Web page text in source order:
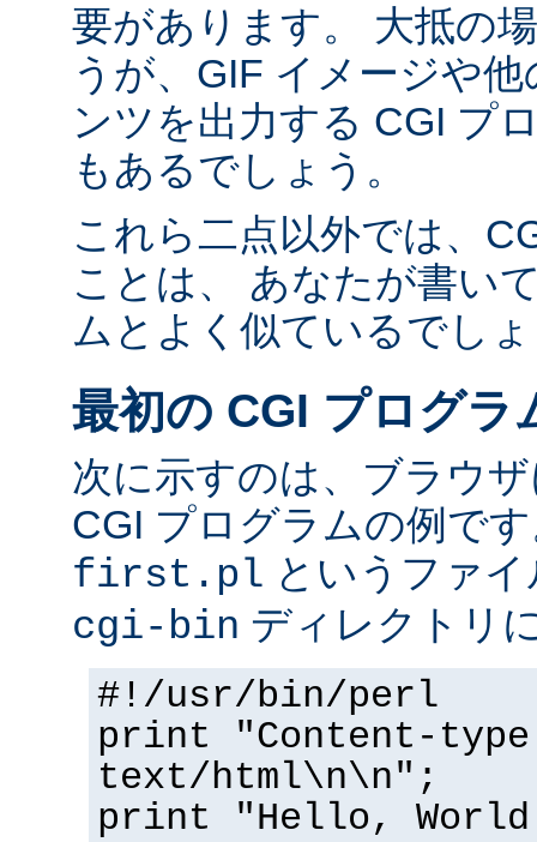
要があります。 大抵の
うが、GIF イメージや
ンツを出力する CGI プ
もあるでしょう。
これら二点以外では、
ことは、 あなたが書い
ムとよく似ているでし
最初の CGI プログラ
次に示すのは、ブラウ
CGI プログラムの例で
first.pl というファ
cgi-bin ディレクトリ
#!/usr/bin/perl
print "Content-
text/html\n\n";
print "Hello,